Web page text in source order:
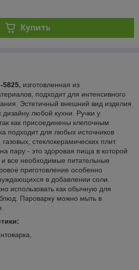
Купить
5825, изготовленная из
подходит для интенсивного
Эстетичный внешний вид изделия
любой кухни. Ручки у
как присоединены клепочным
подходит для любых источников
стеклокерамических плит.
пару - это здоровая пища в которой
все необходимые питательные
приготовление особенно
в добавлении соли.
использовать как обычную для
Пароварку можно мыть в